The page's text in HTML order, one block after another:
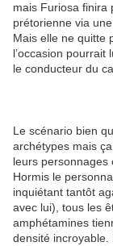
mais Furiosa finira
prétorienne via
Mais elle ne quitte
l’occasion
le conducteur du
Le scénario bien
archétypes mais
leurs personnages
Hormis le
inquiétant tantôt
avec lui), tous les
amphétamines
densité